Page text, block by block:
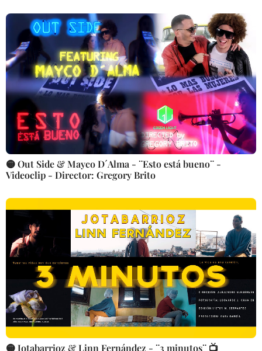
🟡 Out Side & Mayco D´Alma - ¨Esto está bueno¨ -
Videoclip - Director: Gregory Brito
🟡 Jotabarrioz & Linn Fernández - ¨3 minutos¨ 📺